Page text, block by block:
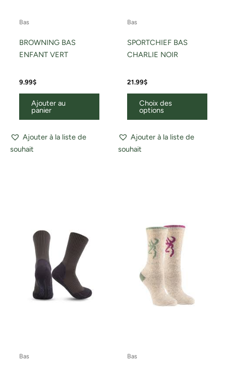
Bas
BROWNING BAS
ENFANT VERT
9.99$
Ajouter au
panier
Ajouter à la liste de
souhait
Bas
SPORTCHIEF BAS
CHARLIE NOIR
21.99$
Choix des
options
Ajouter à la liste de
souhait
Bas Bas